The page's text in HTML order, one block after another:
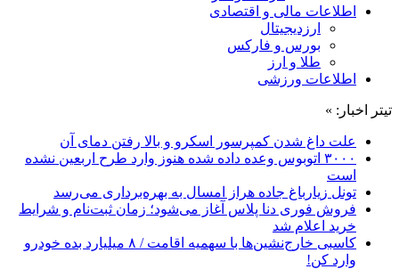
اطلاعات مالی و اقتصادی
ارزدیجیتال
بورس و فارکس
طلا و ارز
اطلاعات ورزشی
تیتر اخبار: »
علت داغ شدن کمپرسور اسکرو و بالا رفتن دمای آن
۳۰۰۰ اتوبوس وعده داده شده هنوز وارد طرح اربعین نشده
است
تونل زیارباغ جاده هراز امسال به بهره‌برداری می‌رسد
فروش فوری دنا پلاس آغاز می‌شود؛ زمان ثبت‌نام و شرایط
خرید اعلام شد
کاسبی خارج‌نشین‌ها با سهمیه اقامت / ۸ میلیارد بده خودرو
وارد کن!